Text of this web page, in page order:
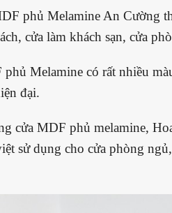
phủ Melamine An Cường
cửa làm khách sạn, cửa
Melamine có rất nhiều
đại.
cửa MDF phủ melamine,
sử dụng cho cửa phòng